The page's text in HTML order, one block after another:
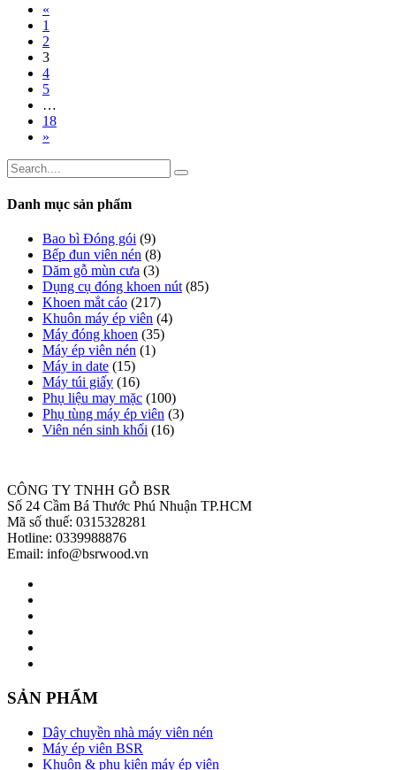
«
1
2
3
4
5
…
18
»
Danh mục sản phẩm
Bao bì Đóng gói (9)
Bếp đun viên nén (8)
Dăm gỗ mùn cưa (3)
Dụng cụ đóng khoen nút (85)
Khoen mắt cáo (217)
Khuôn máy ép viên (4)
Máy đóng khoen (35)
Máy ép viên nén (1)
Máy in date (15)
Máy túi giấy (16)
Phụ liệu may mặc (100)
Phụ tùng máy ép viên (3)
Viên nén sinh khối (16)
CÔNG TY TNHH GỖ BSR
Số 24 Cầm Bá Thước Phú Nhuận TP.HCM
Mã số thuế: 0315328281
Hotline: 0339988876
Email: info@bsrwood.vn
SẢN PHẨM
Dây chuyền nhà máy viên nén
Máy ép viên BSR
Khuôn & phụ kiện máy ép viên